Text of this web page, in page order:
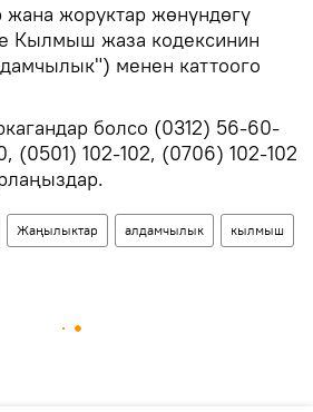
жоруктар жөнүндөгү
Кылмыш жаза кодексинин
менен каттоого
болсо (0312) 56-60-
(0501) 102-102, (0706) 102-102
Жаңылыктар алдамчылык кылмыш